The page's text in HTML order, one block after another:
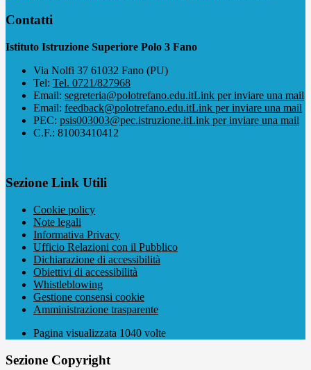
Contatti
Istituto Istruzione Superiore Polo 3 Fano
Via Nolfi 37 61032 Fano (PU)
Tel: Tel. 0721/827968
Email: segreteria@polotrefano.e​du.itLink per inviare una mail
Email: feedback@polotrefano.edu.itLink per inviare una mail
PEC: psis003003@pec.istruzione.itLink per inviare una mail
C.F.: 81003410412
Sezione Link Utili
Cookie policy
Note legali
Informativa Privacy
Ufficio Relazioni con il Pubblico
Dichiarazione di accessibilità
Obiettivi di accessibilità
Whistleblowing
Gestione consensi cookie
Amministrazione trasparente
Pagina visualizzata 1040 volte
Sezione Copyright